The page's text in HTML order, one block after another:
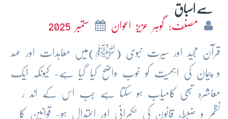
سے اسباق
مصنف: گوہر عزیز اعوان ستمبر 2025
قرآن مجید اور سیرت نبوی (ﷺ)میں معاہدات اور عہد
و پیمان کی اہمیت کو خوب واضح کیا گیا ہے- کیونکہ ایک
معاشرہ تبھی کامیاب ہو سکتا ہے جب اس کے اند ر
نظم و ضبط، قانون کی حکمرانی اور اعتدال ہو- قوانین کا